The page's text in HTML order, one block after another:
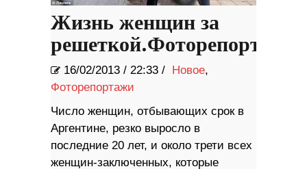
Жизнь женщин за
решеткой.Фоторепортаж.
16/02/2013 / 22:33 / Новое,
Фоторепортажи
Число женщин, отбывающих срок в
Аргентине, резко выросло в
последние 20 лет, и около трети всех
женщин-заключенных, которые